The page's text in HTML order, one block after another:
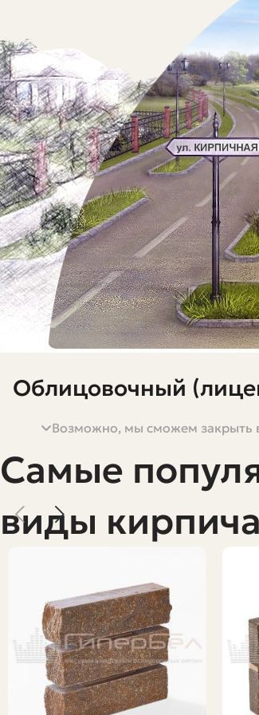
Облицовочный
Если вы задумали обновить фасад
аккуратную лицевую поверхность,
Постараюсь дать практичные советы,
Что такое облицовочный
Гиперпрессованный кирпич — это
обычного керамического кирпича,
Главные преимущества такого
получить четкие геометрические
Возможно, мы сможем закрыть
Самые
виды кирпича